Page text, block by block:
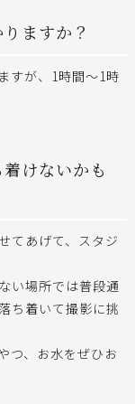
ますか？
すが、1時間〜1時
けないかも
てあげて、スタジ
い場所では普段通
ち着いて撮影に挑
つ、お水をぜひお